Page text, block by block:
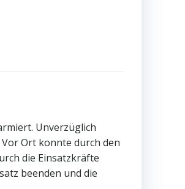
Unverzüglich
Ort konnte durch den
die Einsatzkräfte
beenden und die